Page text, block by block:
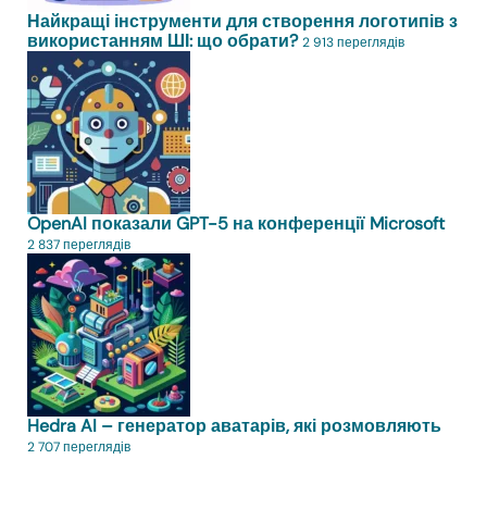
Найкращі інструменти для створення логотипів з
використанням ШІ: що обрати? 2 913 переглядів
OpenAI показали GPT-5 на конференції Microsoft
2 837 переглядів
Hedra AI – генератор аватарів, які розмовляють
2 707 переглядів